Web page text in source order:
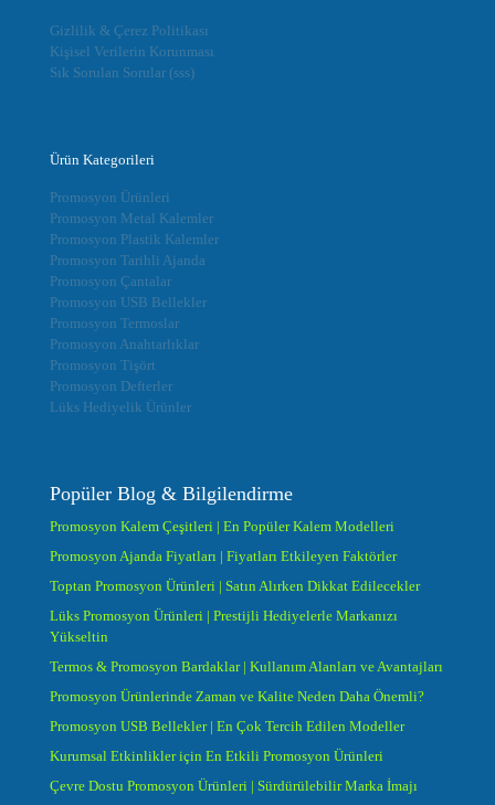
Gizlilik & Çerez Politikası
Kişisel Verilerin Korunması
Sık Sorulan Sorular (sss)
Ürün Kategorileri
Promosyon Ürünleri
Promosyon Metal Kalemler
Promosyon Plastik Kalemler
Promosyon Tarihli Ajanda
Promosyon Çantalar
Promosyon USB Bellekler
Promosyon Termoslar
Promosyon Anahtarlıklar
Promosyon Tişört
Promosyon Defterler
Lüks Hediyelik Ürünler
Popüler Blog & Bilgilendirme
Promosyon Kalem Çeşitleri | En Popüler Kalem Modelleri
Promosyon Ajanda Fiyatları | Fiyatları Etkileyen Faktörler
Toptan Promosyon Ürünleri | Satın Alırken Dikkat Edilecekler
Lüks Promosyon Ürünleri | Prestijli Hediyelerle Markanızı
Yükseltin
Termos & Promosyon Bardaklar | Kullanım Alanları ve Avantajları
Promosyon Ürünlerinde Zaman ve Kalite Neden Daha Önemli?
Promosyon USB Bellekler | En Çok Tercih Edilen Modeller
Kurumsal Etkinlikler için En Etkili Promosyon Ürünleri
Çevre Dostu Promosyon Ürünleri | Sürdürülebilir Marka İmajı